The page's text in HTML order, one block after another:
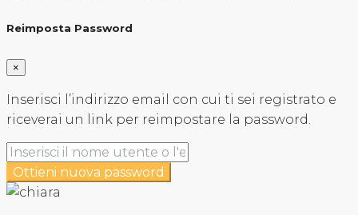
Reimposta Password
×
Inserisci l’indirizzo email con cui ti sei registrato e
riceverai un link per reimpostare la password.
Ottieni nuova password